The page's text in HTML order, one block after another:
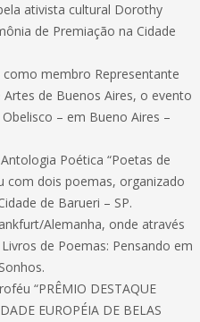
ativista cultural Dorothy
de Premiação na Cidade
membro Representante
de Buenos Aires, o evento
– em Bueno Aires –
Poética “Poetas de
com dois poemas, organizado
de Barueri – SP.
Alemanha, onde através
de Poemas: Pensando em
“PRÊMIO DESTAQUE
EUROPÉIA DE BELAS